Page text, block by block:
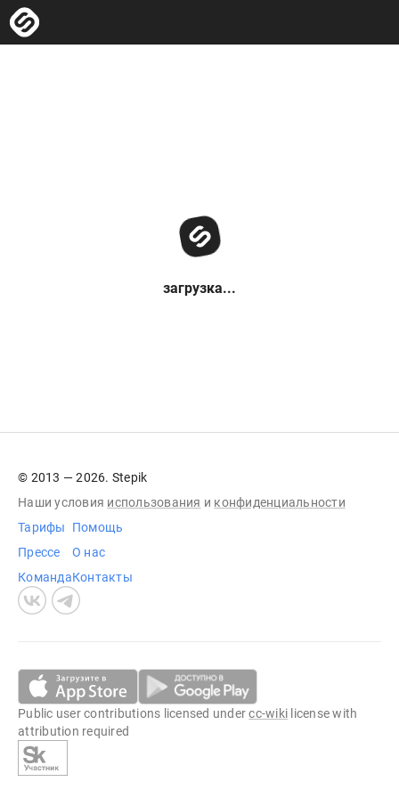
загрузка...
© 2013 — 2026. Stepik
Наши условия использования и конфиденциальности
Тарифы
Прессе
Команда
Помощь
О нас
Контакты
Public user contributions licensed undercc-wiki license with
attribution required